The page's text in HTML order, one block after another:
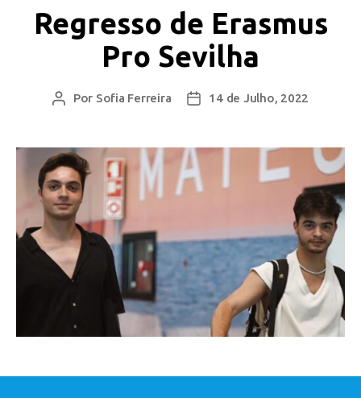
Regresso de Erasmus
Pro Sevilha
Por Sofia Ferreira 14 de Julho, 2022